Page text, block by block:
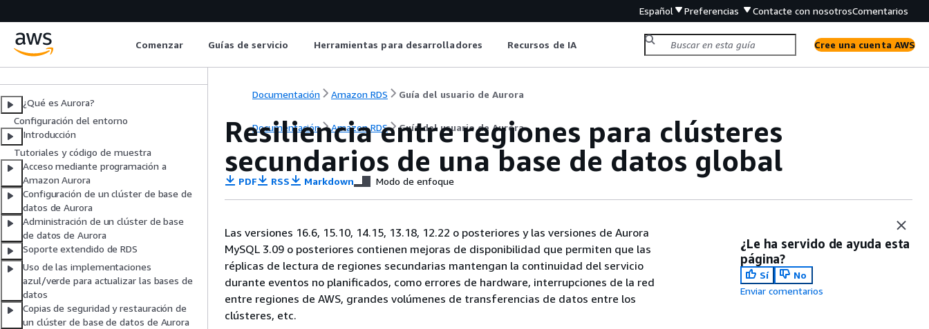
Español Preferencias Contacte con nosotrosComentarios
Comenzar Guías de servicio Herramientas para desarrolladores Recursos de IA Cree una cuenta AWS
Guía del usuario de Aurora
¿Qué es Aurora?
Configuración del entorno
Introducción
Tutoriales y código de muestra
Acceso mediante programación a
Amazon Aurora
Configuración de un clúster de base de
datos de Aurora
Administración de un clúster de base
de datos de Aurora
Soporte extendido de RDS
Uso de las implementaciones
azul/verde para actualizar las bases de
datos
Copias de seguridad y restauración de
un clúster de base de datos de Aurora
Documentación Amazon RDS Guía del usuario de Aurora
Documentación Amazon RDS Guía del usuario de Aurora
Resiliencia entre regiones para clústeres
secundarios de una base de datos global
PDF RSS Markdown Modo de enfoque
Las versiones 16.6, 15.10, 14.15, 13.18, 12.22 o posteriores y las versiones de Aurora
MySQL 3.09 o posteriores contienen mejoras de disponibilidad que permiten que las
réplicas de lectura de regiones secundarias mantengan la continuidad del servicio
durante eventos no planificados, como errores de hardware, interrupciones de la red
entre regiones de AWS, grandes volúmenes de transferencias de datos entre los
clústeres, etc.
¿Le ha servido de ayuda esta
página?
Sí
No
Enviar comentarios